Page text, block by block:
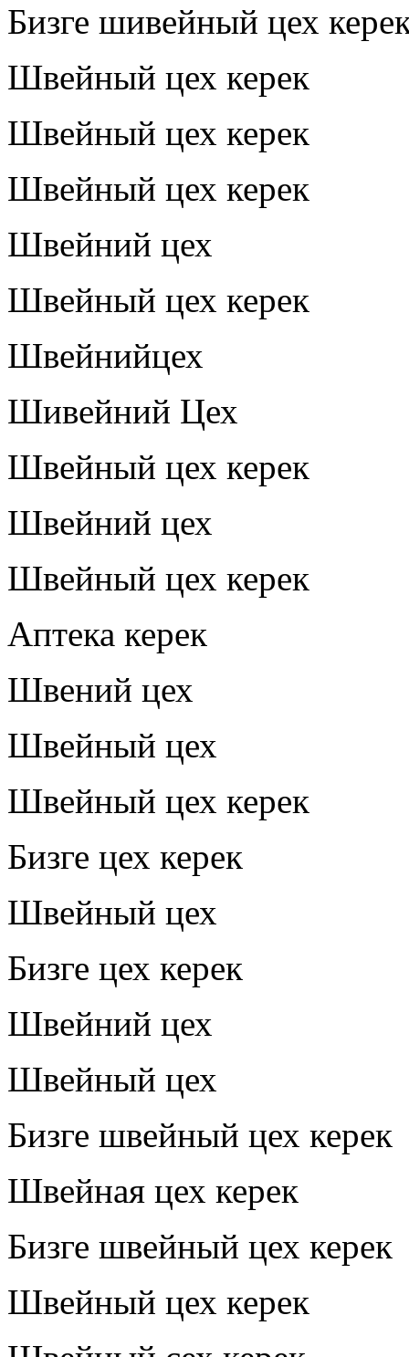
Бизге шивейный цех
Швейный цех керек
Швейный цех керек
Швейный цех керек
Швейний цех
Швейный цех керек
Швейнийцех
Шивейний Цех
Швейный цех керек
Швейний цех
Швейный цех керек
Аптека керек
Швений цех
Швейный цех
Швейный цех керек
Бизге цех керек
Швейный цех
Бизге цех керек
Швейний цех
Швейный цех
Бизге швейный цех керек
Швейная цех керек
Бизге швейный цех керек
Швейный цех керек